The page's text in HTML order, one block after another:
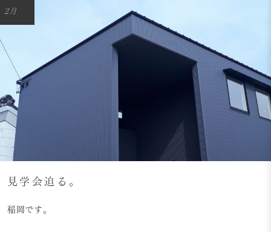
2月
見学会迫る。
稲岡です。